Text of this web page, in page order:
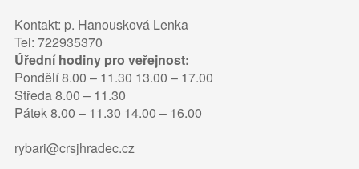
Kontakt: p. Hanousková Lenka
Tel: 722935370
Úřední hodiny pro veřejnost:
Pondělí 8.00 – 11.30 13.00 – 17.00
Středa 8.00 – 11.30
Pátek 8.00 – 11.30 14.00 – 16.00
rybari@crsjhradec.cz